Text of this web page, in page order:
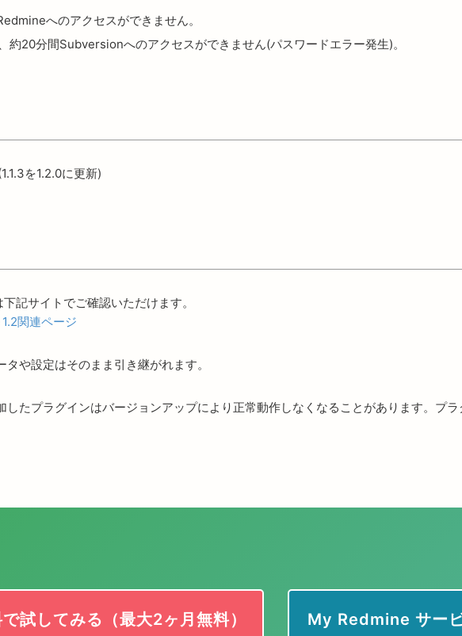
へのアクセスができません。
約20分間Subversionへのアクセスができません(パスワードエラー発生)。
を1.2.0に更新)
記サイトでご確認いただけます。
関連ページ
や設定はそのまま引き継がれます。
したプラグインはバージョンアップにより正常動作しなくなることがあります。プ
試してみる（最大2ヶ月無料） My Redmine サー